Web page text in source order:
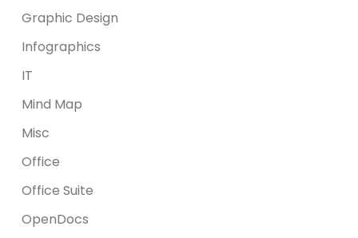
Graphic Design
Infographics
IT
Mind Map
Misc
Office
Office Suite
OpenDocs